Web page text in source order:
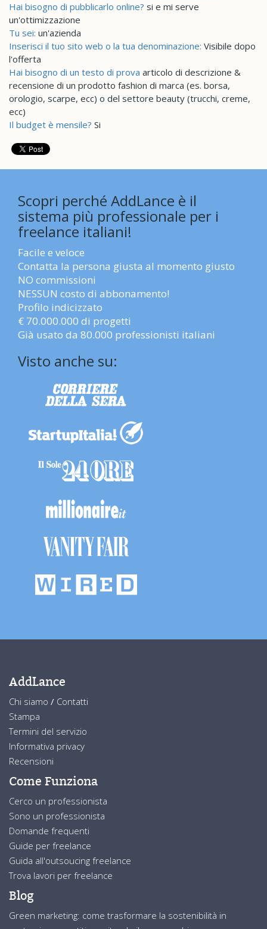
Hai bisogno di pubblicarlo online? si e mi serve
un'ottimizzazione
Tu sei: un'azienda
Inserisci il tuo sito web o la tua denominazione: Visibile dopo
l'offerta
Hai bisogno di un testo di prova articolo di descrizione &
recensione di un prodotto fashion di marca (es. borsa,
orologio, scarpe, ecc) o del settore beauty (trucchi, creme,
ecc)
Il budget è mensile? Si
Scopri perché AddLance è il
sistema più professionale per i
freelance italiani!
Facile e veloce
Contatta la persona giusta al momento giusto
NO commissioni
NESSUN costo di abbonamento!
Profilo indicizzato
€ 70.000.000 di progetti
Già usato da 80.000 professionisti italiani
Visto anche su:
AddLance
Chi siamo / Contatti
Stampa
Termini del servizio
Informativa privacy
Recensioni
Come Funziona
Cerco un professionista
Sono un professionista
Domande frequenti
Guide per freelance
Guida all'outsoucing freelance
Trova lavori per freelance
Blog
Green marketing: come trasformare la sostenibilità in